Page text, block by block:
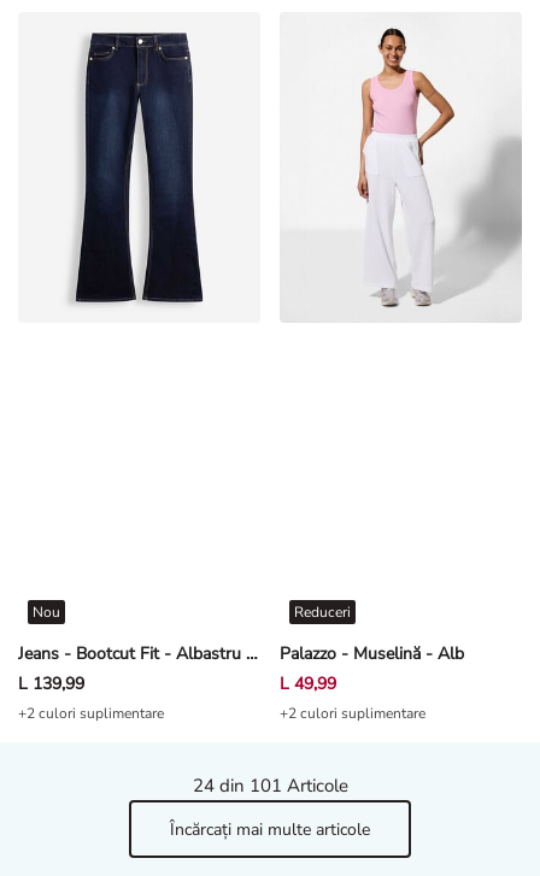
Jeans - Bootcut Fit - Albastru închis
Nou
L 139,99
+2 culori suplimentare
Palazzo - Muselină - Alb
Reduceri
L 49,99
+2 culori suplimentare
24din 101 Articole
Încărcați mai multe articole